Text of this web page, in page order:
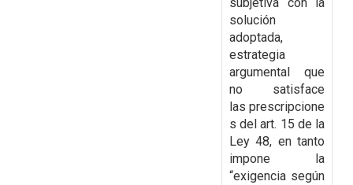
solución
adoptada,
estrategia
argumental que
no satisface
las prescripcione
s del art. 15 de la
Ley 48, en tanto
impone la
“exigencia según